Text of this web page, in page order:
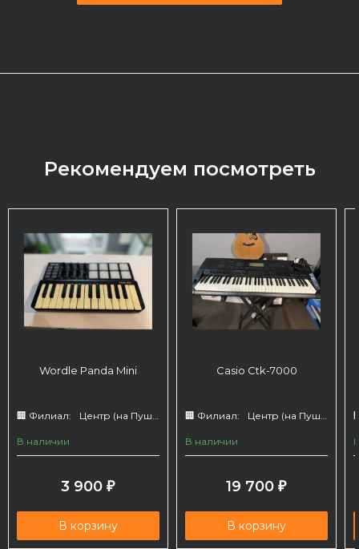
Рекомендуем посмотреть
Wordle Panda Mini
🏢 Филиал: Центр (на Пушкина 66)
В наличии
3 900 ₽
В корзину
Casio Ctk-7000
🏢 Филиал: Центр (на Пушкина 66)
В наличии
19 700 ₽
В корзину